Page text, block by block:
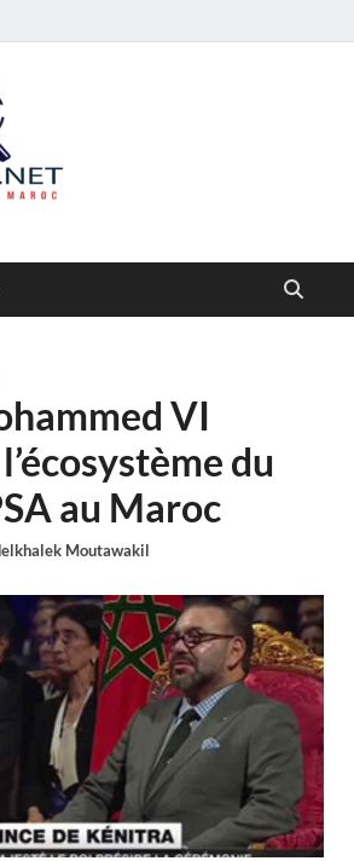
VI
du
au Maroc
Moutawakil